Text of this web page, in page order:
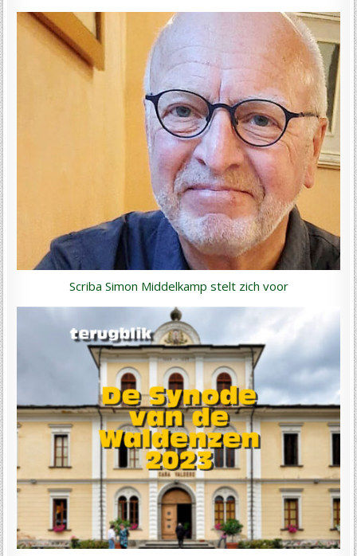
Scriba Simon Middelkamp stelt zich voor